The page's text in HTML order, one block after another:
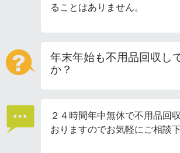
ることはありません。
年末年始も不用品回収し
か？
２４時間年中無休で不用品回
おりますのでお気軽にご相談下